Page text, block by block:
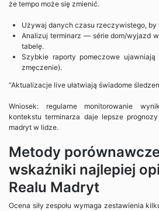
że tempo może się zmienić.
Używaj danych czasu rzeczywistego,
Analizuj terminarz — série dom/wyjazd
tabelę.
Szybkie raporty pomeczowe ujawniają
zmęczenie).
“Aktualizacje live ułatwiają świadome
Wniosek: regularne monitorowanie
kontekstu terminarza daje lepsze
madryt w lidze.
Metody
wskaźniki najlepiej
Realu Madryt
Ocena siły zespołu wymaga zestawienia